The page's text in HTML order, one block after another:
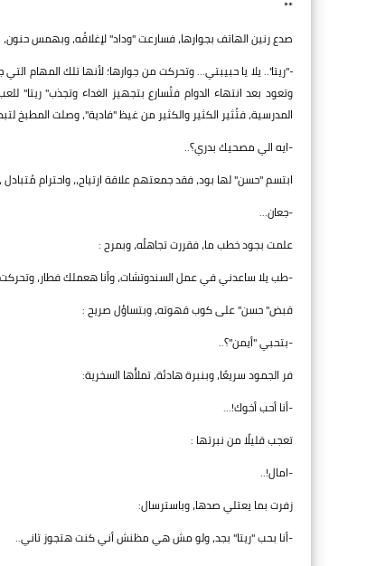
**
صدع رنين الهاتف بجوارها، فسارعت "وداد" لإغلاقُه، وبهمس
-"ريتا".. يلا يا حبيبتي... وتحركت من جوارها؛ لأنها تلك المهام
وتعود بعد انتهاء الدوام فتُسارع بتجهيز الغداء وتجذب" ريتا"
المدرسية، فتُثير الكثير والكثير من غيظ "فادية"، وصلت المطبخ
-ايه الي مصحيك بدري؟..
ابتسم "حسن" لها بود، فقد جمعتهم علاقة ارتياح،، واحترام
-جعان...
علمت بجود خطب ما، فقررت تجاهلُه، وبمرح :
-طب يلا ساعدني في عمل السندوتشات، وأنا هعملك فطار،
قبض" حسن" على كوب قهوته، وبتساؤل صريح :
-بتحبي "أيمن"؟..
فر الجمود سريعًا، وبنبرة هادئة، تملأُها السخرية:
-أنا أحب أخوك!...
تعجب قليلًا من نبرتها :
-امال!..
زفرت بما يعتلي صدها، وباسترسال:
-أنا بحب "ريتا" بجد، ولو مش هي مظنش أني كنت هتجوز تاني..